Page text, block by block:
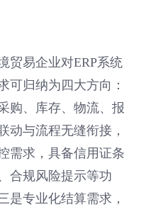
贸易企业对ERP系统
可归纳为四大方向：
购、库存、物流、报
动与流程无缝衔接，
需求，具备信用证条
合规风险提示等功
是专业化结算需求，